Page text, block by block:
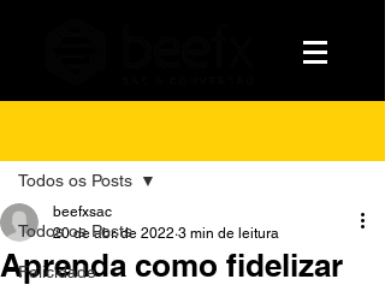
Todos os Posts
Felicidade
Todos os Posts
Aprenda como fidelizar
beefxsac
20 de abr. de 2022 3 min de leitura